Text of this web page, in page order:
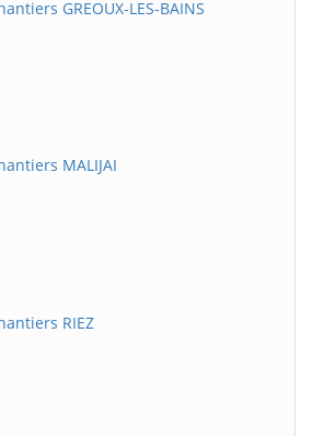
GREOUX-LES-BAINS
MALIJAI
RIEZ